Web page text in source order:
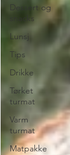
Dessert og
snacks
Lunsj
Tips
Drikke
Tørket
turmat
Varm
turmat
Matpakke